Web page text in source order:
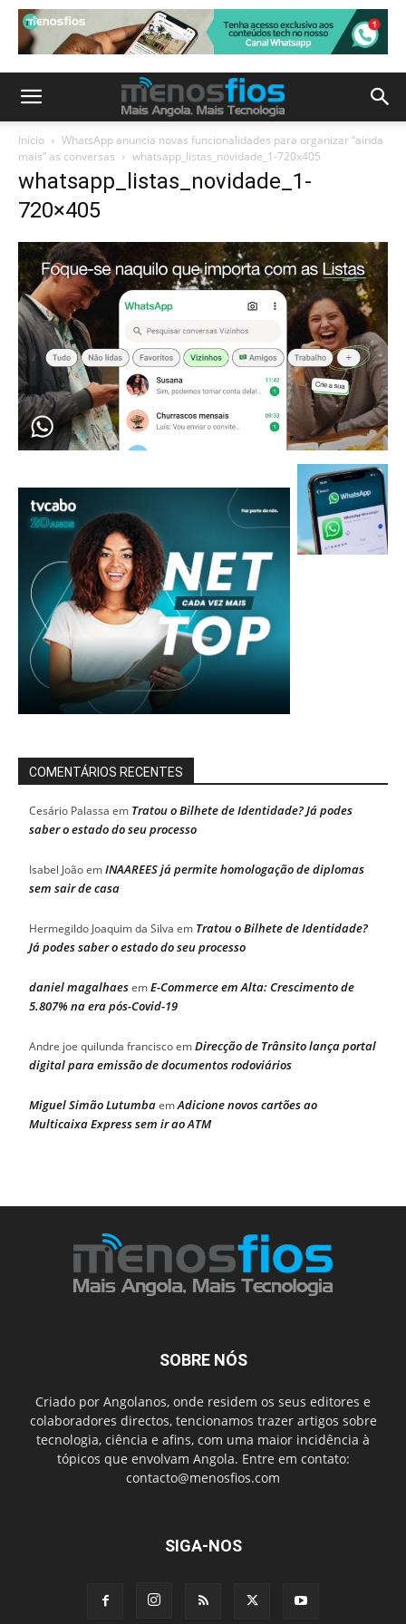
Início
WhatsApp anuncia novas funcionalidades para organizar “ainda
mais” as conversas
whatsapp_listas_novidade_1-720x405
whatsapp_listas_novidade_1-
720×405
COMENTÁRIOS RECENTES
Cesário Palassa em Tratou o Bilhete de Identidade? Já podes
saber o estado do seu processo
Isabel JoãoemINAAREES já permite homologação de diplomas
sem sair de casa
Hermegildo Joaquim da Silva em Tratou o Bilhete de Identidade?
Já podes saber o estado do seu processo
daniel magalhaesemE-Commerce em Alta: Crescimento de
5.807% na era pós-Covid-19
Andre joe quilunda franciscoemDirecção de Trânsito lança portal
digital para emissão de documentos rodoviários
Miguel Simão LutumbaemAdicione novos cartões ao
Multicaixa Express sem ir ao ATM
SOBRE NÓS
Criado por Angolanos, onde residem os seus editores e
colaboradores directos, tencionamos trazer artigos sobre
tecnologia, ciência e afins, com uma maior incidência à
tópicos que envolvam Angola. Entre em contato:
contacto@menosfios.com
SIGA-NOS